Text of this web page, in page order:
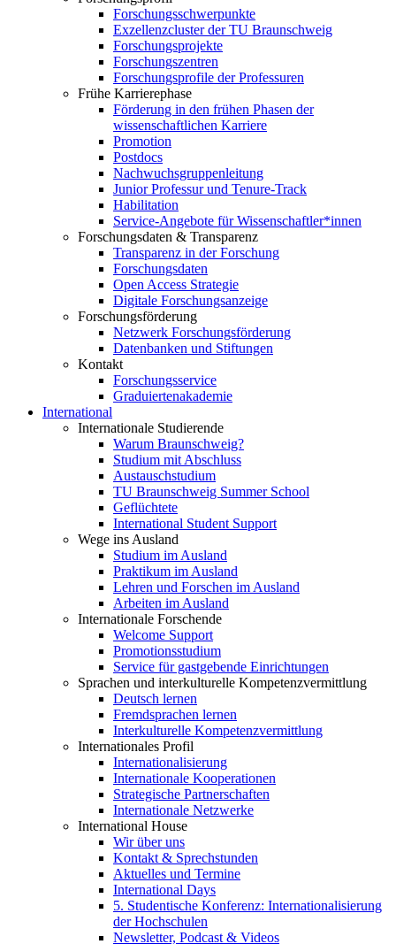
Forschungsschwerpunkte
Exzellenzcluster der TU Braunschweig
Forschungsprojekte
Forschungszentren
Forschungsprofile der Professuren
Frühe Karrierephase
Förderung in den frühen Phasen der
wissenschaftlichen Karriere
Promotion
Postdocs
Nachwuchsgruppenleitung
Junior Professur und Tenure-Track
Habilitation
Service-Angebote für Wissenschaftler*innen
Forschungsdaten & Transparenz
Transparenz in der Forschung
Forschungsdaten
Open Access Strategie
Digitale Forschungsanzeige
Forschungsförderung
Netzwerk Forschungsförderung
Datenbanken und Stiftungen
Kontakt
Forschungsservice
Graduiertenakademie
International
Internationale Studierende
Warum Braunschweig?
Studium mit Abschluss
Austauschstudium
TU Braunschweig Summer School
Geflüchtete
International Student Support
Wege ins Ausland
Studium im Ausland
Praktikum im Ausland
Lehren und Forschen im Ausland
Arbeiten im Ausland
Internationale Forschende
Welcome Support
Promotionsstudium
Service für gastgebende Einrichtungen
Sprachen und interkulturelle Kompetenzvermittlung
Deutsch lernen
Fremdsprachen lernen
Interkulturelle Kompetenzvermittlung
Internationales Profil
Internationalisierung
Internationale Kooperationen
Strategische Partnerschaften
Internationale Netzwerke
International House
Wir über uns
Kontakt & Sprechstunden
Aktuelles und Termine
International Days
5. Studentische Konferenz: Internationalisierung
der Hochschulen
Newsletter, Podcast & Videos